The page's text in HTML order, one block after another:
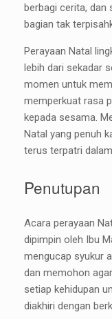
berbagi cerita, dan
bagian tak
Perayaan Natal
lebih dari sekadar
momen untuk
memperkuat rasa
kepada sesama.
Natal yang penuh
terus terpatri
Penutupan
Acara perayaan
dipimpin oleh Ibu
mengucap syukur
dan memohon
setiap kehidupan
diakhiri dengan